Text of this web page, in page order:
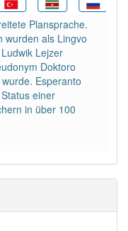
mit einem
den Artikel
Plansprache.
wurden als Lingvo
Lejzer
Doktoro
Esperanto
einer
in über 100